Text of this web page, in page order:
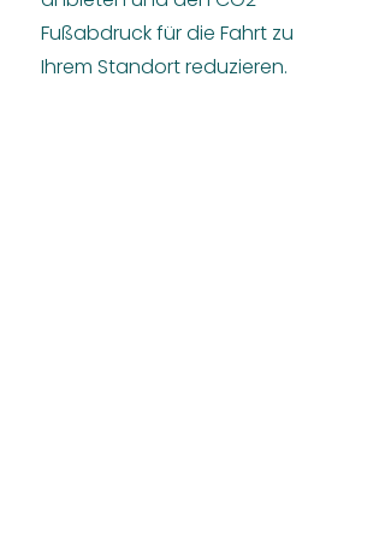
Fußabdruck für die Fahrt zu
Ihrem Standort reduzieren.